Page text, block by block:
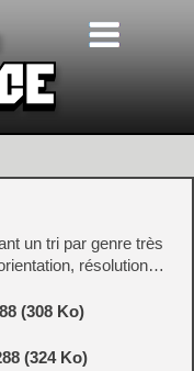
un tri par genre très
résolution…
(308 Ko)
(324 Ko)